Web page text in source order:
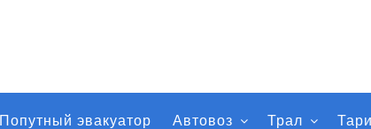
Попутный эвакуатор Автовоз Трал